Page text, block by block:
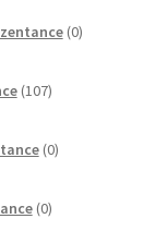
0izdelkov
107izdelkov
0izdelkov
0izdelkov